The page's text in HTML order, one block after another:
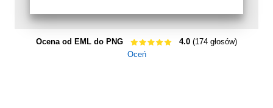
Ocena od EML do PNG 4.0 (174 głosów)
Oceń